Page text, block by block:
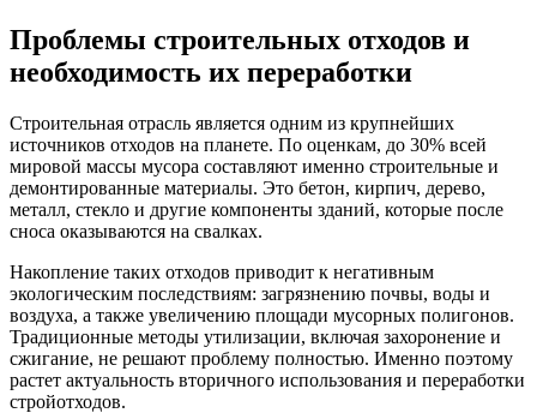
Проблемы строительных отходов и
необходимость их переработки
Строительная отрасль является одним из крупнейших
источников отходов на планете. По оценкам, до 30% всей
мировой массы мусора составляют именно строительные и
демонтированные материалы. Это бетон, кирпич, дерево,
металл, стекло и другие компоненты зданий, которые после
сноса оказываются на свалках.
Накопление таких отходов приводит к негативным
экологическим последствиям: загрязнению почвы, воды и
воздуха, а также увеличению площади мусорных полигонов.
Традиционные методы утилизации, включая захоронение и
сжигание, не решают проблему полностью. Именно поэтому
растет актуальность вторичного использования и переработки
стройотходов.